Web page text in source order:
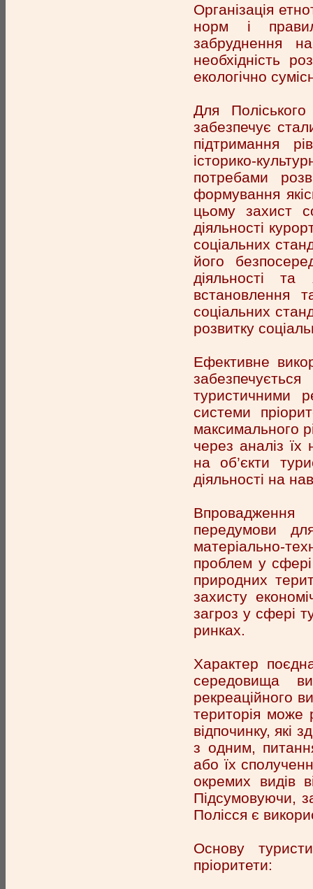
Організація
норм і правил
забруднення
необхідність
екологічно
Для
забезпечує
підтримання
історико-
потребами
формування
цьому захист
діяльності
соціальних
його
діяльності та
встановлення
соціальних
розвитку
Ефективне
туристичними
системи
максимального
через аналіз їх
на об’єкти
діяльності на
передумови
матеріально-
проблем у сфері
природних
захисту
загроз у сфері
ринках.
Характер
середовища
рекреаційного
територія може
відпочинку, які
з одним,
або їх
окремих видів
Підсумовуючи,
Полісся є
Основу
пріоритети: